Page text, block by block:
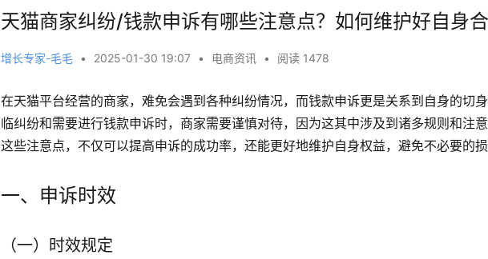
天猫商家纠纷/钱款申诉有哪些注意点？如何维护好自身
增长专家-毛毛 • 2025-01-30 19:07 • 电商资讯 • 阅读 1478
在天猫平台经营的商家，难免会遇到各种纠纷情况，而钱款申诉更是关系到自身的切
临纠纷和需要进行钱款申诉时，商家需要谨慎对待，因为这其中涉及到诸多规则和注
这些注意点，不仅可以提高申诉的成功率，还能更好地维护自身权益，避免不必要的损
一、申诉时效
（一）时效规定